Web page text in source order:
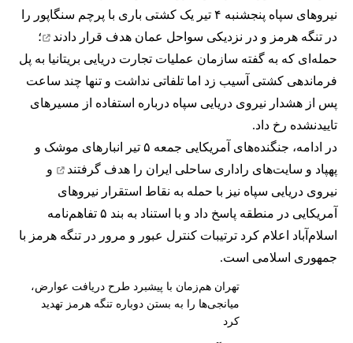
نیروهای سپاه پنجشنبه ۴ تیر یک کشتی باری با پرچم سنگاپور را
در تنگه هرمز و در نزدیکی سواحل عمان هدف قرار دادند
؛
حمله‌ای که به گفته سازمان عملیات تجارت دریایی بریتانیا به پل
فرماندهی کشتی آسیب زد اما تلفاتی نداشت و تنها چند ساعت
پس از هشدار نیروی دریایی سپاه درباره استفاده از مسیرهای
تاییدنشده رخ داد.
در ادامه، جنگنده‌های آمریکایی جمعه ۵ تیر انبارهای موشک و
پهپاد و سایت‌های راداری ساحلی ایران را هدف گرفتند
و
نیروی دریایی سپاه نیز با حمله به نقاط استقرار نیروهای
آمریکایی در منطقه پاسخ داد و با استناد به بند ۵ تفاهم‌نامه
اسلام‌آباد اعلام کرد ترتیبات کنترل عبور و مرور در تنگه هرمز با
جمهوری اسلامی است.
تهران هم‌زمان با پیشبرد طرح دریافت عوارض،
میانجی‌ها را به بستن دوباره تنگه هرمز تهدید
کرد